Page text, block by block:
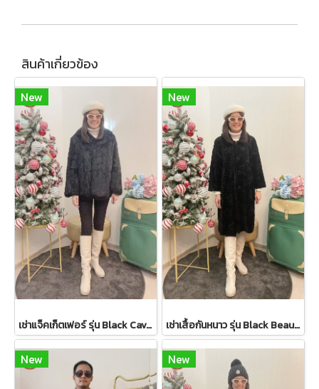
สินค้าเกี่ยวข้อง
New
เช่าแจ็คเก็ตเฟอร์ รุ่น Black Cavernous Fur Jacket 2111GCF1779FABK1
New
เช่าเสื้อกันหนาว รุ่น Black Beauty Single Breasted Coat 2108GCL1544FABK1
New New